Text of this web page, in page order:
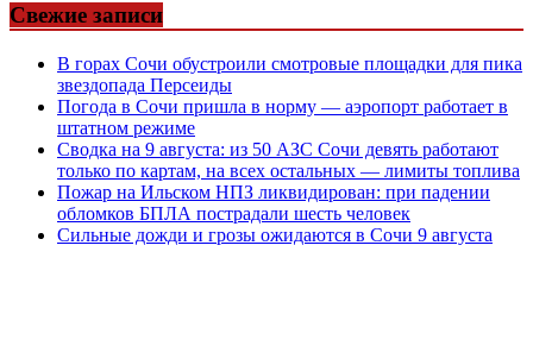
Свежие записи
В горах Сочи обустроили смотровые площадки для пика
звездопада Персеиды
Погода в Сочи пришла в норму — аэропорт работает в
штатном режиме
Сводка на 9 августа: из 50 АЗС Сочи девять работают
только по картам, на всех остальных — лимиты топлива
Пожар на Ильском НПЗ ликвидирован: при падении
обломков БПЛА пострадали шесть человек
Сильные дожди и грозы ожидаются в Сочи 9 августа